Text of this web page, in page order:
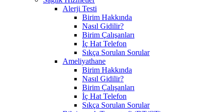
Alerji Testi
Birim Hakkında
Nasıl Gidilir?
Birim Çalışanları
İç Hat Telefon
Sıkça Sorulan Sorular
Ameliyathane
Birim Hakkında
Nasıl Gidilir?
Birim Çalışanları
İç Hat Telefon
Sıkça Sorulan Sorular